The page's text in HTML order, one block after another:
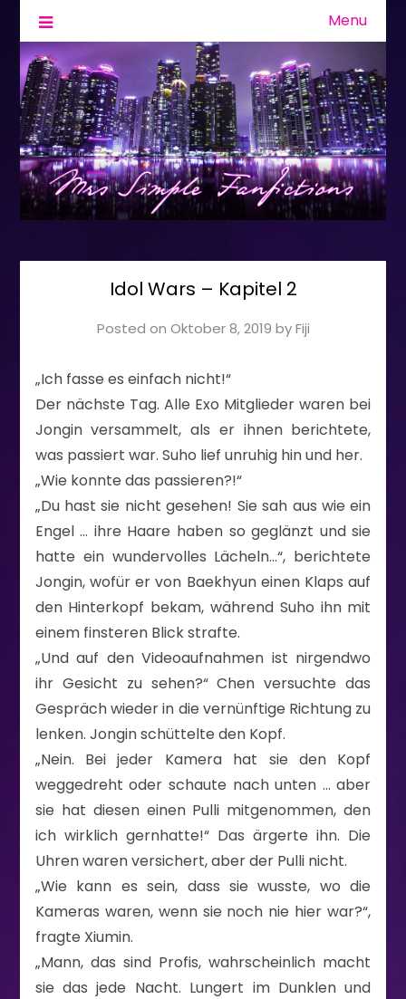
Mrs Simple
Fanfiction & Geschichten Menu
Idol Wars – Kapitel 2
Posted on Oktober 8, 2019 byFiji
„Ich fasse es einfach nicht!“
Der nächste Tag. Alle Exo Mitglieder waren bei
Jongin versammelt, als er ihnen berichtete,
was passiert war. Suho lief unruhig hin und her.
„Wie konnte das passieren?!“
„Du hast sie nicht gesehen! Sie sah aus wie ein
Engel … ihre Haare haben so geglänzt und sie
hatte ein wundervolles Lächeln…“, berichtete
Jongin, wofür er von Baekhyun einen Klaps auf
den Hinterkopf bekam, während Suho ihn mit
einem finsteren Blick strafte.
„Und auf den Videoaufnahmen ist nirgendwo
ihr Gesicht zu sehen?“ Chen versuchte das
Gespräch wieder in die vernünftige Richtung zu
lenken. Jongin schüttelte den Kopf.
„Nein. Bei jeder Kamera hat sie den Kopf
weggedreht oder schaute nach unten … aber
sie hat diesen einen Pulli mitgenommen, den
ich wirklich gernhatte!“ Das ärgerte ihn. Die
Uhren waren versichert, aber der Pulli nicht.
„Wie kann es sein, dass sie wusste, wo die
Kameras waren, wenn sie noch nie hier war?“,
fragte Xiumin.
„Mann, das sind Profis, wahrscheinlich macht
sie das jede Nacht. Lungert im Dunklen und